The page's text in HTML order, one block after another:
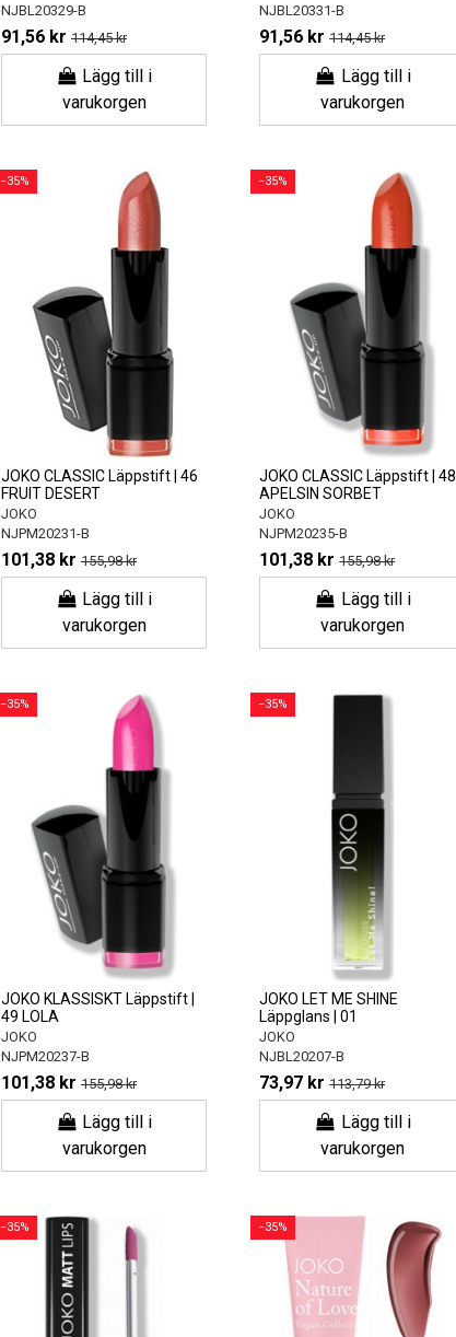
NJBL20329-B
91,56 kr 114,45 kr
Lägg till i
varukorgen
NJBL20331-B
91,56 kr 114,45 kr
Lägg till i
varukorgen
−35%
JOKO CLASSIC Läppstift | 46
FRUIT DESERT
JOKO
NJPM20231-B
101,38 kr 155,98 kr
Lägg till i
varukorgen
−35%
JOKO CLASSIC Läppstift | 48
APELSIN SORBET
JOKO
NJPM20235-B
101,38 kr 155,98 kr
Lägg till i
varukorgen
−35%
JOKO KLASSISKT Läppstift |
49 LOLA
JOKO
NJPM20237-B
101,38 kr 155,98 kr
Lägg till i
varukorgen
−35%
JOKO LET ME SHINE
Läppglans | 01
JOKO
NJBL20207-B
73,97 kr 113,79 kr
Lägg till i
varukorgen
−35% −35%